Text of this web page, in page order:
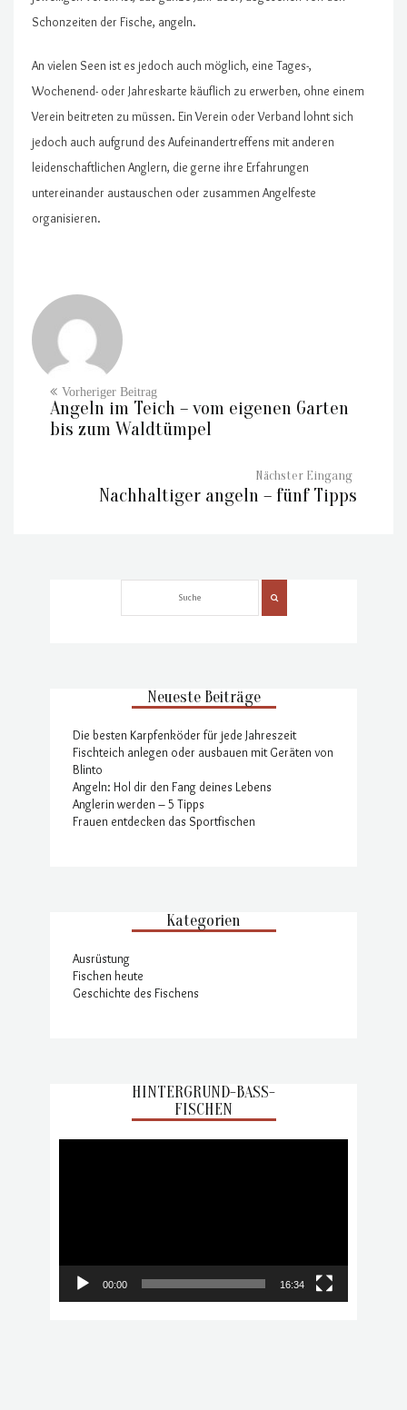
Schonzeiten der Fische, angeln.
An vielen Seen ist es jedoch auch möglich, eine Tages-,
Wochenend- oder Jahreskarte käuflich zu erwerben, ohne einem
Verein beitreten zu müssen. Ein Verein oder Verband lohnt sich
jedoch auch aufgrund des Aufeinandertreffens mit anderen
leidenschaftlichen Anglern, die gerne ihre Erfahrungen
untereinander austauschen oder zusammen Angelfeste
organisieren.
Angeln im Teich – vom eigenen Garten
bis zum Waldtümpel
Nachhaltiger angeln – fünf Tipps
Neueste Beiträge
Die besten Karpfenköder für jede Jahreszeit
Fischteich anlegen oder ausbauen mit Geräten von
Blinto
Angeln: Hol dir den Fang deines Lebens
Anglerin werden – 5 Tipps
Frauen entdecken das Sportfischen
Kategorien
Ausrüstung
Fischen heute
Geschichte des Fischens
HINTERGRUND-BASS-
FISCHEN
00:00 16:34